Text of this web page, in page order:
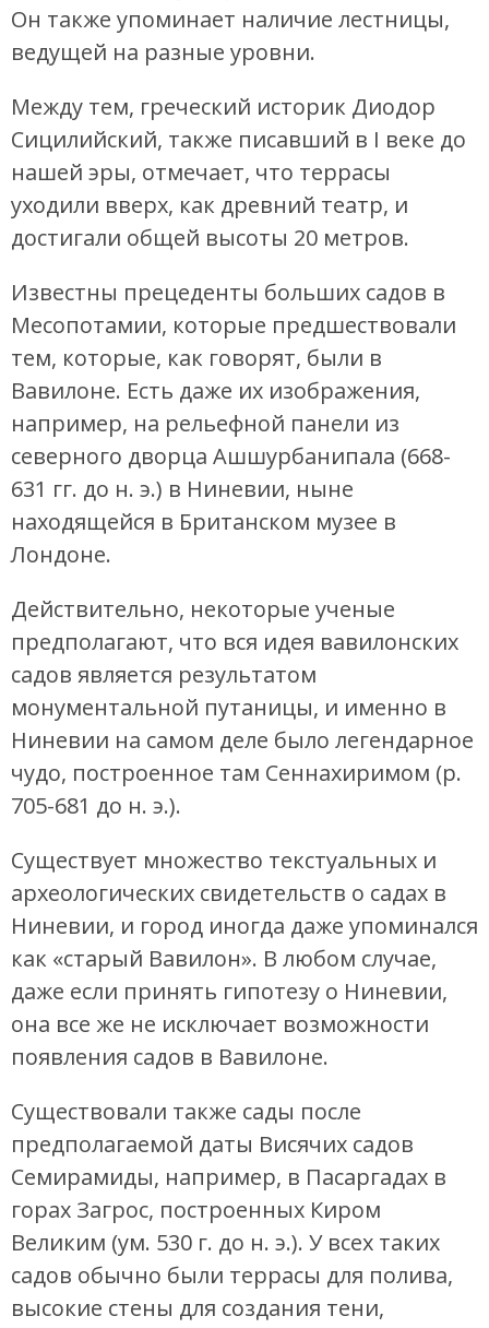
Он также упоминает наличие лестницы,
ведущей на разные уровни.
Между тем, греческий историк Диодор
Сицилийский, также писавший в I веке до
нашей эры, отмечает, что террасы
уходили вверх, как древний театр, и
достигали общей высоты 20 метров.
Известны прецеденты больших садов в
Месопотамии, которые предшествовали
тем, которые, как говорят, были в
Вавилоне. Есть даже их изображения,
например, на рельефной панели из
северного дворца Ашшурбанипала (668-
631 гг. до н. э.) в Ниневии, ныне
находящейся в Британском музее в
Лондоне.
Действительно, некоторые ученые
предполагают, что вся идея вавилонских
садов является результатом
монументальной путаницы, и именно в
Ниневии на самом деле было легендарное
чудо, построенное там Сеннахиримом (р.
705-681 до н. э.).
Существует множество текстуальных и
археологических свидетельств о садах в
Ниневии, и город иногда даже упоминался
как «старый Вавилон». В любом случае,
даже если принять гипотезу о Ниневии,
она все же не исключает возможности
появления садов в Вавилоне.
Существовали также сады после
предполагаемой даты Висячих садов
Семирамиды, например, в Пасаргадах в
горах Загрос, построенных Киром
Великим (ум. 530 г. до н. э.). У всех таких
садов обычно были террасы для полива,
высокие стены для создания тени,